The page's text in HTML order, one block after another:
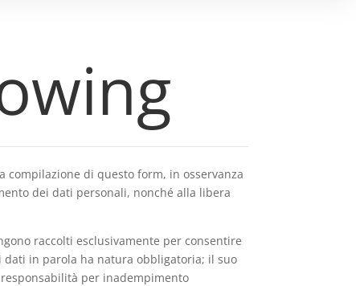
di questo form, in osservanza
dei dati personali, nonché alla libera
raccolti esclusivamente per consentire
dati in parola ha natura obbligatoria; il suo
per inadempimento